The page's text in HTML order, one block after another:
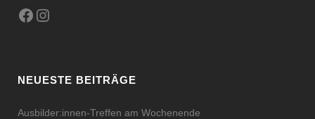
Facebook
Instagram
NEUESTE BEITRÄGE
Ausbilder:innen-Treffen am Wochenende